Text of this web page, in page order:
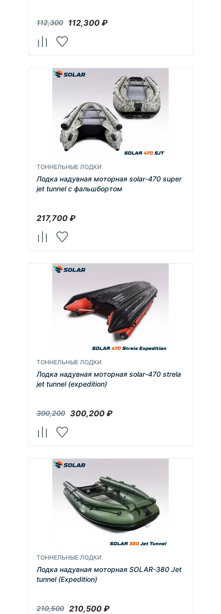
112,300 112,300₽
ТОННЕЛЬНЫЕ ЛОДКИ
Лодка надувная моторная solar-470 super
jet tunnel с фальшбортом
217,700₽
ТОННЕЛЬНЫЕ ЛОДКИ
Лодка надувная моторная solar-470 strela
jet tunnel (expedition)
300,200 300,200₽
ТОННЕЛЬНЫЕ ЛОДКИ
Лодка надувная моторная SOLAR-380 Jet
tunnel (Expedition)
210,500 210,500₽